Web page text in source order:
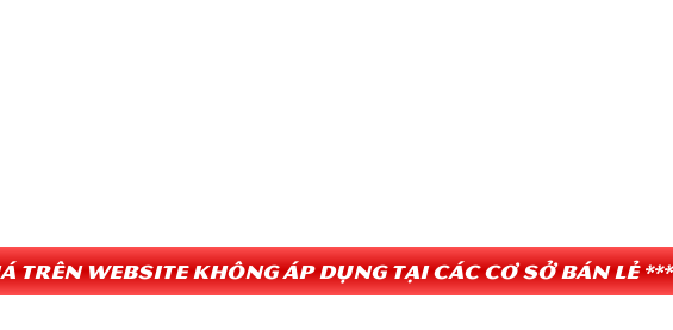
trên website không áp dụng tại các cơ sở bán lẻ ***